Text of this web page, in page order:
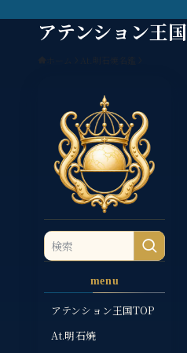
アテンション王国
menu
アテンション王国TOP
At.明石焼